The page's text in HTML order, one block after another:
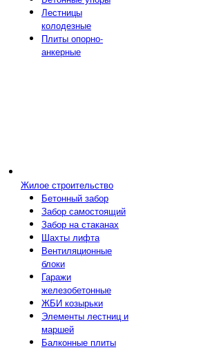
Лестницы
колодезные
Плиты опорно-
анкерные
Жилое строительство
Бетонный забор
Забор самостоящий
Забор на стаканах
Шахты лифта
Вентиляционные
блоки
Гаражи
железобетонные
ЖБИ козырьки
Элементы лестниц и
маршей
Балконные плиты